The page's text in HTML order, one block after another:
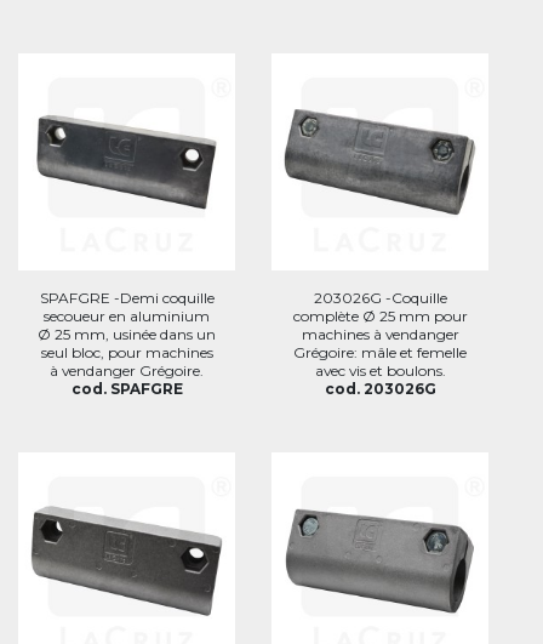
SPAFGRE -Demi coquille
secoueur en aluminium
Ø 25 mm, usinée dans un
seul bloc, pour machines
à vendanger Grégoire.
cod. SPAFGRE
203026G -Coquille
complète Ø 25 mm pour
machines à vendanger
Grégoire: mâle et femelle
avec vis et boulons.
cod. 203026G